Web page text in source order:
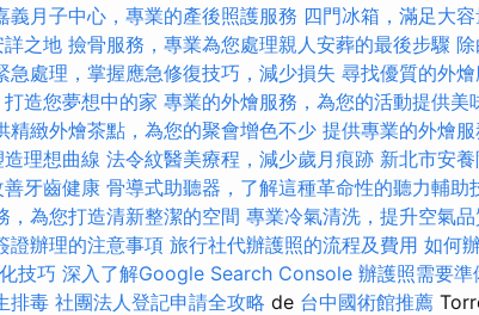
義月子中心，專業的產後照護服務 四門冰箱，滿足大
詳之地 撿骨服務，專業為您處理親人安葬的最後步驟
急處理，掌握應急修復技巧，減少損失 尋找優質的外
造您夢想中的家 專業的外燴服務，為您的活動提供美
精緻外燴茶點，為您的聚會增色不少 提供專業的外燴
理想曲線 法令紋醫美療程，減少歲月痕跡 新北市安
牙齒健康 骨導式助聽器，了解這種革命性的聽力輔助
，為您打造清新整潔的空間 專業冷氣清洗，提升空氣
證辦理的注意事項 旅行社代辦護照的流程及費用 如何
技巧 深入了解Google Search Console 辦護照需要準
排毒 社團法人登記申請全攻略 de 台中國術館推薦